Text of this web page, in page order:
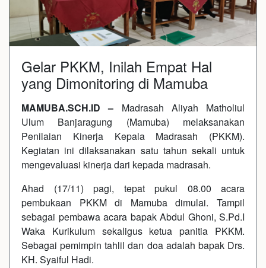
Gelar PKKM, Inilah Empat Hal
yang Dimonitoring di Mamuba
MAMUBA.SCH.ID – Madrasah Aliyah Matholiul
Ulum Banjaragung (Mamuba) melaksanakan
Penilaian Kinerja Kepala Madrasah (PKKM).
Kegiatan ini dilaksanakan satu tahun sekali untuk
mengevaluasi kinerja dari kepada madrasah.
Ahad (17/11) pagi, tepat pukul 08.00 acara
pembukaan PKKM di Mamuba dimulai. Tampil
sebagai pembawa acara bapak Abdul Ghoni, S.Pd.I
Waka Kurikulum sekaligus ketua panitia PKKM.
Sebagai pemimpin tahlil dan doa adalah bapak Drs.
KH. Syaiful Hadi.